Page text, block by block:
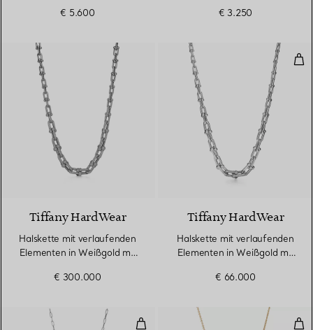
€ 5.600 € 3.250
3 Materialien
Tiffany HardWear
Halskette mit verlaufenden
Elementen in Weißgold mit
€ 300.000
Tiffany HardWear
Halskette mit verlaufenden
Elementen in Weißgold mit
€ 66.000
Anhänger in Weißgold, Medium